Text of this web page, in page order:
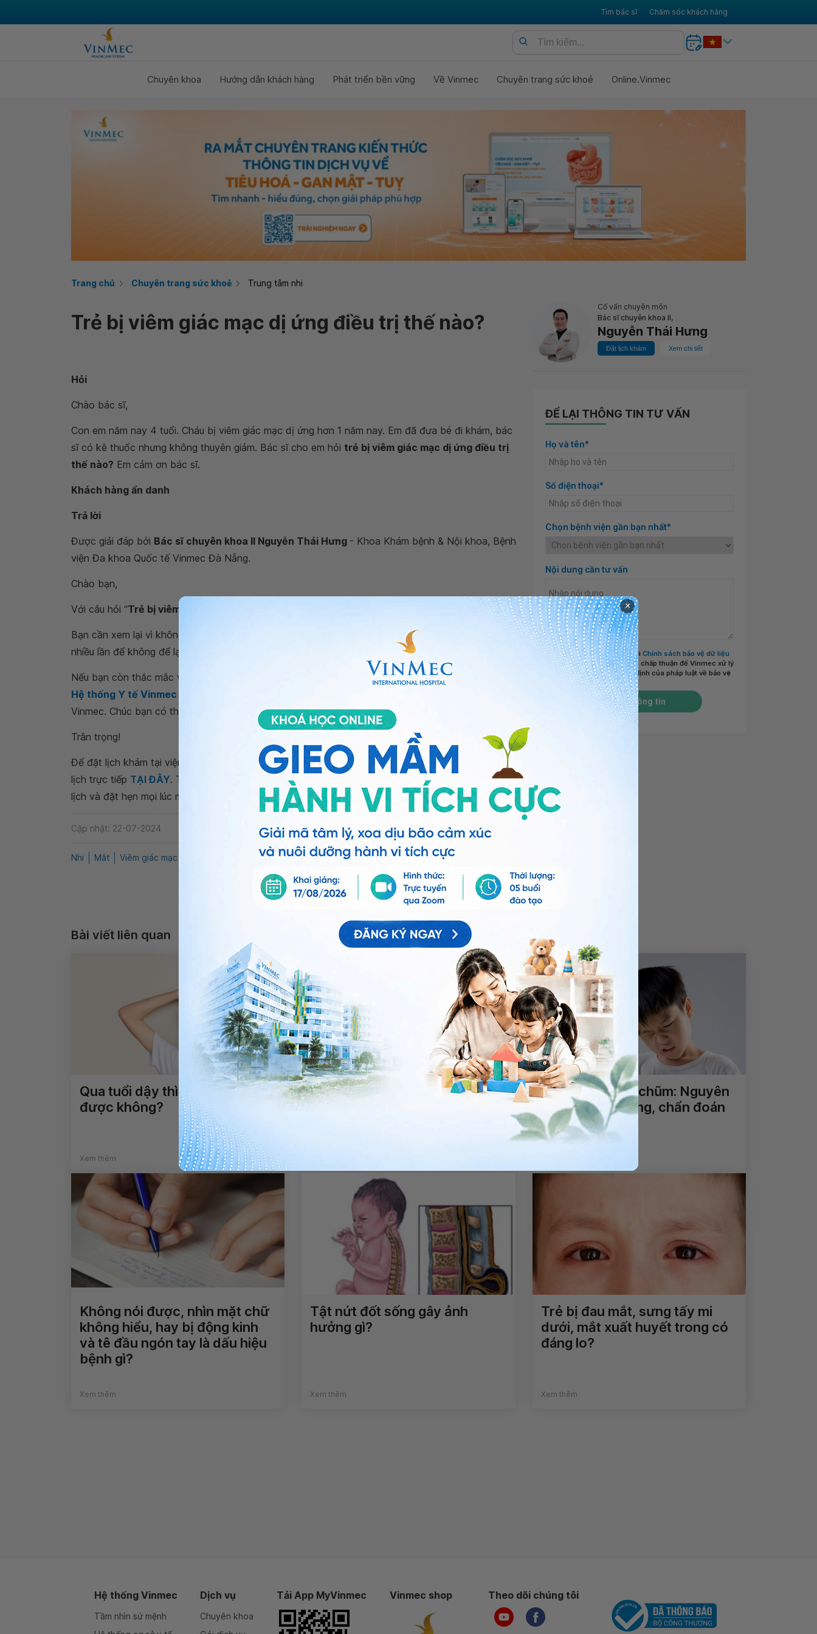
Tìm bác sĩ Chăm sóc khách hàng
Chuyên khoa Hướng dẫn khách hàng Phát triển bền vững Về Vinmec Chuyên trang sức khoẻ Online.Vinmec
Trang chủ Chuyên trang sức khoẻ Trung tâm nhi
Trẻ bị viêm giác mạc dị ứng điều trị thế nào?
Cố vấn chuyên môn
Bác sĩ chuyên khoa II,
Nguyễn Thái Hưng
Đặt lịch khám Xem chi tiết
Hỏi
Chào bác sĩ,
Con em năm nay 4 tuổi. Cháu bị viêm giác mạc dị ứng hơn 1 năm nay. Em đã đưa bé đi khám, bác
sĩ có kê thuốc nhưng không thuyên giảm. Bác sĩ cho em hỏi trẻ bị viêm giác mạc dị ứng điều trị
thế nào? Em cảm ơn bác sĩ.
Khách hàng ẩn danh
Trả lời
Được giải đáp bởi Bác sĩ chuyên khoa II Nguyễn Thái Hưng - Khoa Khám bệnh & Nội khoa, Bệnh
viện Đa khoa Quốc tế Vinmec Đà Nẵng.
Chào bạn,
Với câu hỏi “Trẻ bị viêm giác mạc dị ứng điều trị thế nào?
Bạn cần xem lại vì không có viêm giác mạc dị ứng. Nếu viêm giác mạc thì cần khám và tái khám
nhiều lần để không để lại sẹo trên giác mạc, sẽ gây mờ và chói về sau.
Nếu bạn còn thắc mắc về
, bạn có thể đến bệnh viện thuộc
Hệ thống Y tế Vinmec
Vinmec. Chúc bạn có thật nhiều sức khỏe.
Trân trọng!
Để đặt lịch khám tại viện, Quý khách vui lòng bấm sốHOTLINE , đặt mua GÓI DỊCH VỤ
lịch trực tiếp TẠI ĐÂY. Tải và đặt lịch khám tự động trên ứng dụng My Vinmec để quản lý, theo dõi
lịch và đặt hẹn mọi lúc mọi nơi ngay trên ứng dụng.
Cập nhật: 22-07-2024 Chia sẻ
Nhi Mắt Viêm giác mạc Viêm giác mạc dị ứng
ĐỂ LẠI THÔNG TIN TƯ VẤN
Họ và tên*
Số điện thoại*
Chọn bệnh viện gần bạn nhất*
Nội dung cần tư vấn
Tôi đã đọc và đồng ý với Chính sách bảo vệ dữ liệu
cá nhân của Vinmecvà chấp thuận để Vinmec xử lý
DLCN của tôi theo quy định của pháp luật về bảo vệ
DLCN.*
Gửi thông tin
Bài viết liên quan
Qua tuổi dậy thì có cao lên
được không?
Xem thêm
Trẻ 2 tháng tuổi không duỗi
thẳng được ngón cái là dấu
Viêm xương tai chũm: Nguyên
nhân, triệu chứng, chẩn đoán
và điều trị
Không nói được, nhìn mặt chữ
không hiểu, hay bị động kinh
và tê đầu ngón tay là dấu hiệu
bệnh gì?
Xem thêm
Tật nứt đốt sống gây ảnh
hưởng gì?
Xem thêm
Trẻ bị đau mắt, sưng tấy mi
dưới, mắt xuất huyết trong có
đáng lo?
Xem thêm
Hệ thống Vinmec
Tầm nhìn sứ mệnh
Dịch vụ
Chuyên khoa
Tải App MyVinmec Vinmec shop Theo dõi chúng tôi
×